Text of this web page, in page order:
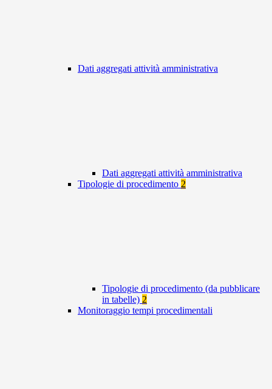
Dati aggregati attività amministrativa
Dati aggregati attività amministrativa
Tipologie di procedimento 2
Tipologie di procedimento (da pubblicare
in tabelle) 2
Monitoraggio tempi procedimentali